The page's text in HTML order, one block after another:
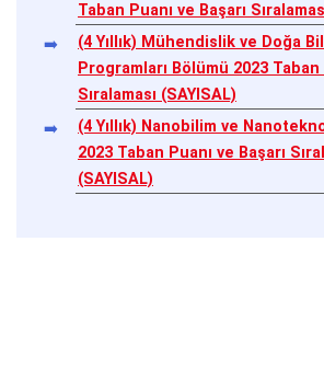
Taban Puanı ve Başarı
(4 Yıllık) Mühendislik ve Doğa
Programları Bölümü 2023 Taban
Sıralaması (SAYISAL)
(4 Yıllık) Nanobilim ve
2023 Taban Puanı ve Başarı
(SAYISAL)